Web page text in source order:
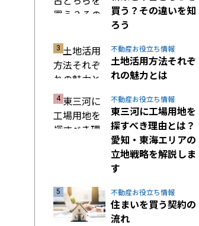
買う？その違いを知
ろう
不動産お役立ち情報
土地活用方法それぞ
れの魅力とは
不動産お役立ち情報
東三河に工場用地を
探すべき理由とは？
愛知・東海エリアの
立地戦略を解説しま
す
不動産お役立ち情報
住まいを買う契約の
流れ